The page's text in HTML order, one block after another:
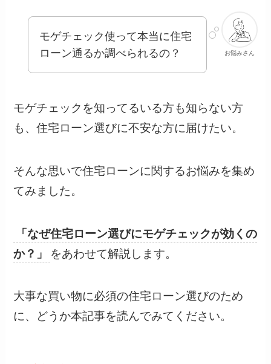
お悩みさん
モゲチェック使って本当に住宅
ローン通るか調べられるの？
モゲチェックを知ってるいる方も知らない方
も、住宅ローン選びに不安な方に届けたい。
そんな思いで住宅ローンに関するお悩みを集め
てみました。
「なぜ住宅ローン選びにモゲチェックが効くの
か？」
をあわせて解説します。
大事な買い物に必須の住宅ローン選びのため
に、どうか本記事を読んでみてください。